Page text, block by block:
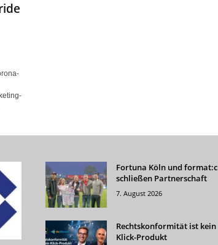
Fortuna Köln und format:c
schließen Partnerschaft
7. August 2026
Rechtskonformität ist kein
Klick-Produkt